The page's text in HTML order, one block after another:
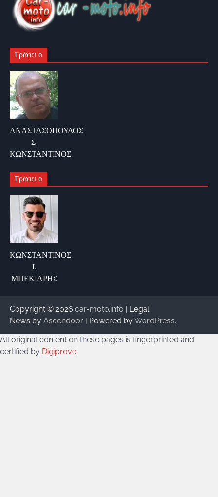
Γράφει ο
ΑΝΑΣΤΑΣΟΠΟΥΛΟΣ
Σ.
ΚΩΝΣΤΑΝΤΙΝΟΣ
Γράφει ο
ΚΩΝΣΤΑΝΤΙΝΟΣ
Ι.
ΜΠΕΚΙΑΡΗΣ
Copyright © 2026 car-moto.info | Legal
News by Ascendoor | Powered byWordPress.
All original content on these pages is fingerprinted and
certified by Digiprove